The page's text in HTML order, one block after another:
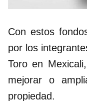
Con estos
por los
Toro en
mejorar o
propiedad.